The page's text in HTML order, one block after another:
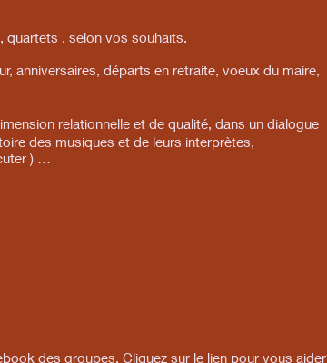
quartets , selon vos souhaits.
anniversaires, départs en retraite, voeux du maire,
relationnelle et de qualité, dans un dialogue
des musiques et de leurs interprètes,
) …
des groupes. Cliquez sur le lien pour vous aider